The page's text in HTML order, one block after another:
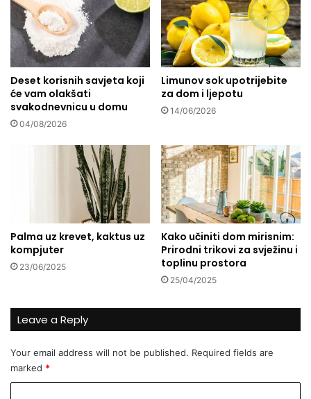
u
P
o
d
r
š
k
a
j
e
g
m
a
Deset korisnih savjeta koji
će vam olakšati
svakodnevnicu u domu
04/08/2026
Limunov sok upotrijebite
za dom i ljepotu
14/06/2026
Palma uz krevet, kaktus uz
kompjuter
23/06/2025
Kako učiniti dom mirisnim:
Prirodni trikovi za svježinu i
toplinu prostora
25/04/2025
Leave a Reply
Your email address will not be published. Required fields are
marked *